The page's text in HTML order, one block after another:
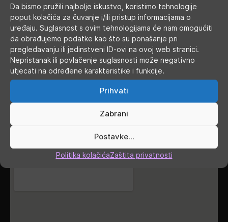
Da bismo pružili najbolje iskustvo, koristimo tehnologije
poput kolačića za čuvanje i/ili pristup informacijama o
uređaju. Suglasnost s ovim tehnologijama će nam omogućiti
da obrađujemo podatke kao što su ponašanje pri
pregledavanju ili jedinstveni ID-ovi na ovoj web stranici.
Nepristanak ili povlačenje suglasnosti može negativno
utjecati na određene karakteristike i funkcije.
Prihvati
Zabrani
Postavke...
Politika kolačićaZaštita privatnosti
Srijeda 9.00 - 16.00
Četvrtak 9.00 - 16.00
Petak 9.00 - 19.00